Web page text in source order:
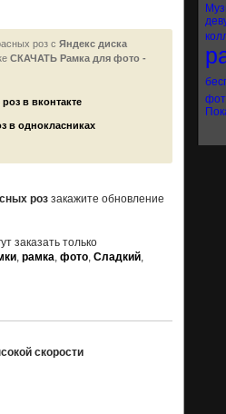
роз с Яндекс диска
СКАЧАТЬ Рамка для фото -
роз закажите обновление
заказать только
, рамка, фото, Сладкий,
скорости